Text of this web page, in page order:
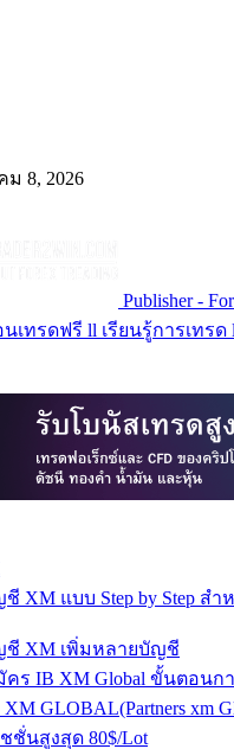
ม 8, 2026
Publisher -
เทรดฟรี ll เรียนรู้การเทรด
XM แบบ Step by Step ส
ชี XM เพิ่มหลายบัญชี
คร IB XM Global ขั้นตอนก
GLOBAL(Partners xm
ชั่นสูงสุด 80$/Lot